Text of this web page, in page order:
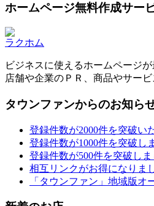
ホームページ無料作成サー
ラクホム
ビジネスに使えるホームページ
店舗や企業のＰＲ、商品やサー
タウンファンからのお知ら
登録件数が2000件を突破い
登録件数が1000件を突破し
登録件数が500件を突破しま
相互リンクがお得になりま
「タウンファン」地域版オ